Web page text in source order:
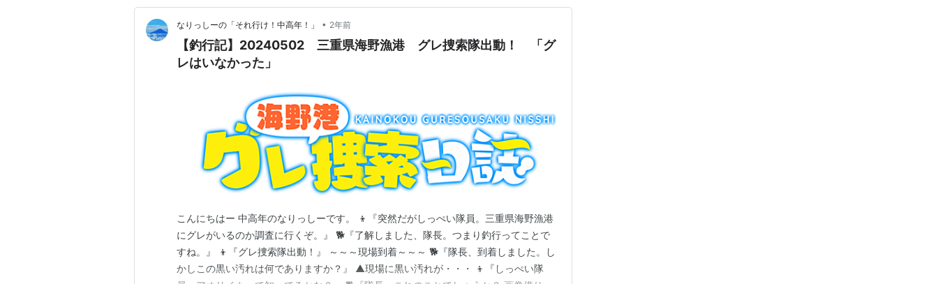
なりっしーの「それ行け！中高年！」 • 2年前
【釣行記】20240502 三重県海野漁港 グレ捜索隊出動！ 「グ
レはいなかった」
こんにちはー 中高年のなりっしーです。 👦『突然だがしっぺい隊員。三重県海野漁港
にグレがいるのか調査に行くぞ。』 🐕『了解しました、隊長。つまり釣行ってことで
すね。』 👦『グレ捜索隊出動！』 ～～～現場到着～～～ 🐕『隊長、到着しました。し
かしこの黒い汚れは何でありますか？』 ▲現場に黒い汚れが・・・ 👦『しっぺい隊